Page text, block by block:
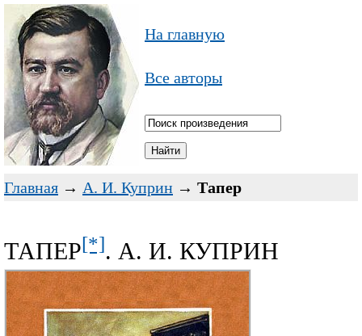
На главную
Все авторы
Главная → А. И. Куприн → Тапер
ТАПЕР[*]. А. И. КУПРИН